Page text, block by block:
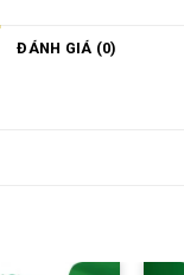
ĐÁNH GIÁ (0)